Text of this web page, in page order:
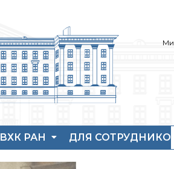
ВХК РАН ДЛЯ